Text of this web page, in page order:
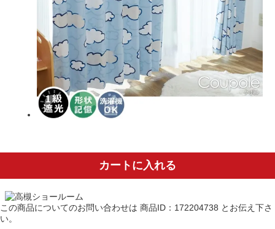
カートに入れる
この商品についてのお問い合わせは 商品ID：172204738 とお伝え下さ
い。